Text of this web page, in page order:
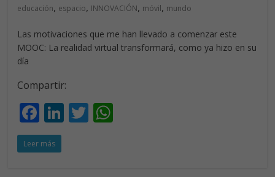
educación, espacio, INNOVACIÓN, móvil, mundo
Las motivaciones que me han llevado a comenzar este
MOOC: La realidad virtual transformará, como ya hizo en su
día
Compartir:
F
ac
e
Li T
Leer más